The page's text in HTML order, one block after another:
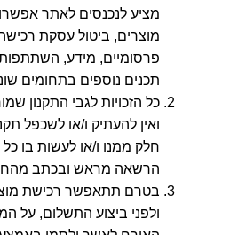
מציע לנכנסים לאתר
מוצרים, ביטול עסקת
פרסומיים, מידע,
תכנים נוספים בתחומים
כל הזכויות לגבי התקנון
ואין להעתיק ו/או לשכפל
חלק ממנו ו/או לעשות בו
הרשאה מראש ובכתב
בטרם תתאפשר רכישת
ולפני ביצוע התשלום, על